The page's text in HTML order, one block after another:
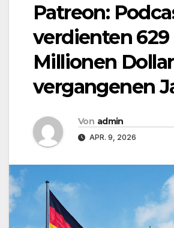
Patreon:
verdienten 629
Millionen
vergangenen
Von admin
APR. 9, 2026